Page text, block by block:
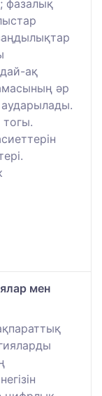
фазалық
ақ
әр
тогы.
мен